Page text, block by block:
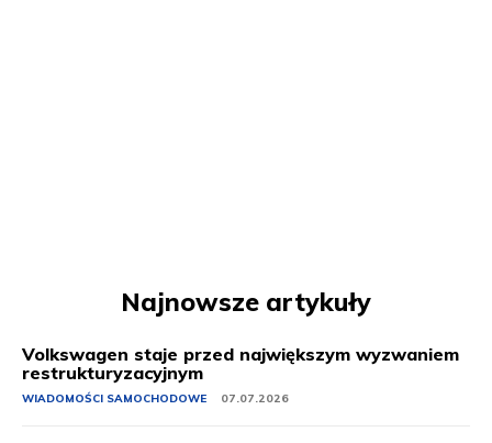
Najnowsze artykuły
Volkswagen staje przed największym wyzwaniem
restrukturyzacyjnym
WIADOMOŚCI SAMOCHODOWE 07.07.2026